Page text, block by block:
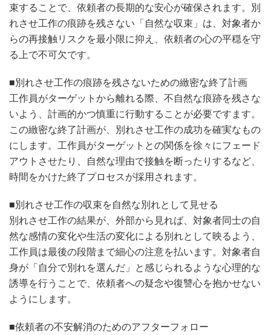
束することで、依頼者の長期的な安心が確保されます。別
れさせ工作の痕跡を残さない「自然な収束」は、対象者か
らの再接触リスクを最小限に抑え、依頼者の心の平穏を守
る上で不可欠です。
■別れさせ工作の痕跡を残さないための緻密な終了計画
工作員がターゲットから離れる際、不自然な痕跡を残さな
いよう、計画的かつ慎重に行動することが必要ですます。
この緻密な終了計画が、別れさせ工作の成功を確実なもの
にします。工作員がターゲットとの関係を徐々にフェード
アウトさせたり、自然な理由で接触を断ったりするなど、
時間をかけた終了プロセスが採用されます。
■別れさせ工作の収束を自然な別れとして見せる
別れさせ工作の結果が、外部から見れば、対象者同士の自
然な感情の変化や生活の変化による別れとして映るよう、
工作員は最後の段階まで細心の注意を払います。対象者自
身が「自分で別れを選んだ」と感じられるような心理的な
誘導を行うことで、依頼者への疑念や復讐心を抱かせない
ようにします。
■依頼者の不安解消のためのアフターフォロー